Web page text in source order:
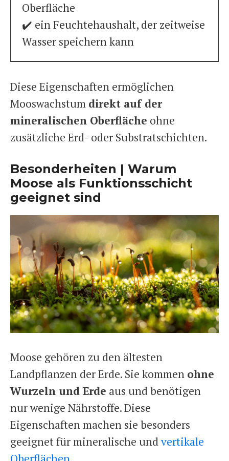
Oberfläche
✔️ ein Feuchtehaushalt, der zeitweise
Wasser speichern kann
Diese Eigenschaften ermöglichen
Mooswachstum direkt auf der
mineralischen Oberfläche ohne
zusätzliche Erd- oder Substratschichten.
Besonderheiten | Warum
Moose als Funktionsschicht
geeignet sind
Moose gehören zu den ältesten
Landpflanzen der Erde. Sie kommen ohne
Wurzeln und Erde aus und benötigen
nur wenige Nährstoffe. Diese
Eigenschaften machen sie besonders
geeignet für mineralische undvertikale